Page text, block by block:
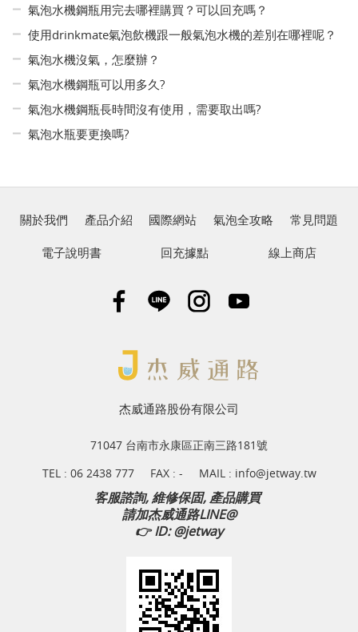
氣泡水機鋼瓶用完去哪裡購買？可以回充嗎？
使用drinkmate氣泡飲機跟一般氣泡水機的差別在哪裡呢？
氣泡水機沒氣，怎麼辦？
氣泡水機鋼瓶可以用多久?
氣泡水機鋼瓶長時間沒有使用，需要取出嗎?
氣泡水瓶要更換嗎?
關於我們 產品介紹 國際網站 氣泡全攻略 常見問題
電子說明書 回充據點 線上商店
杰威通路股份有限公司
71047 台南市永康區正南三路181號
TEL : 06 2438 777 FAX : - MAIL : info@jetway.tw
客服諮詢, 維修保固, 產品購買
請加杰威通路LINE@
👉ID: @jetway